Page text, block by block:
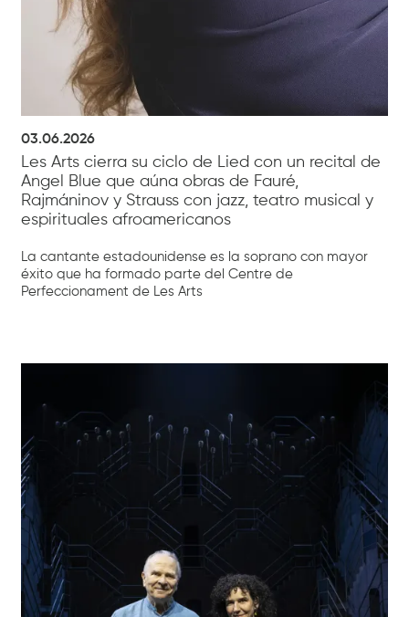
03.06.2026
Les Arts cierra su ciclo de Lied con un recital de
Angel Blue que aúna obras de Fauré,
Rajmáninov y Strauss con jazz, teatro musical y
espirituales afroamericanos
La cantante estadounidense es la soprano con mayor
éxito que ha formado parte del Centre de
Perfeccionament de Les Arts